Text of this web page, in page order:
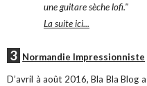
une guitare sèche lofi."
La suite ici...
3 Normandie Impressionniste
D’avril à août 2016, Bla Bla Blog